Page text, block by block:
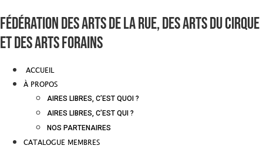
Fédération des arts de la rue, des arts du cirque
et des arts forains
ACCUEIL
À PROPOS
AIRES LIBRES, C’EST QUOI ?
AIRES LIBRES, C’EST QUI ?
NOS PARTENAIRES
CATALOGUE MEMBRES